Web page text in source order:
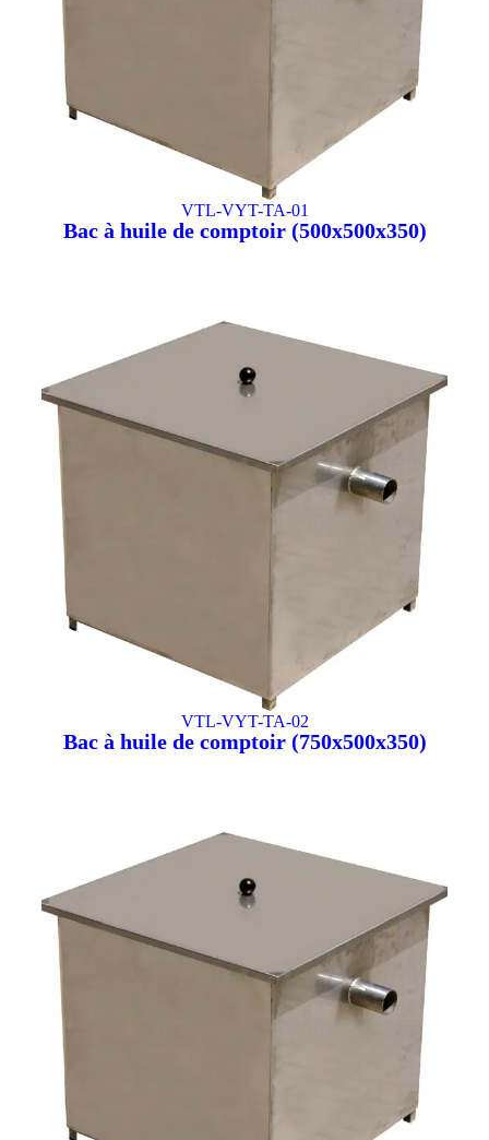
VTL-VYT-TA-01
Bac à huile de comptoir (500x500x350)
VTL-VYT-TA-02
Bac à huile de comptoir (750x500x350)